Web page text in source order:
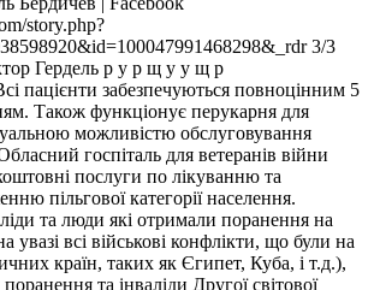
story.php?
3/3
Гердель р у р щ у у щ р
пацієнти забезпечуються повноцінним 5
Також функціонує перукарня для
можливістю обслуговування
госпіталь для ветеранів війни
послуги по лікуванню та
пільгової категорії населення.
та люди які отримали поранення на
увазі всі військові конфлікти, що були на
країн, таких як Єгипет, Куба, і т.д.),
та інваліди Другої світової